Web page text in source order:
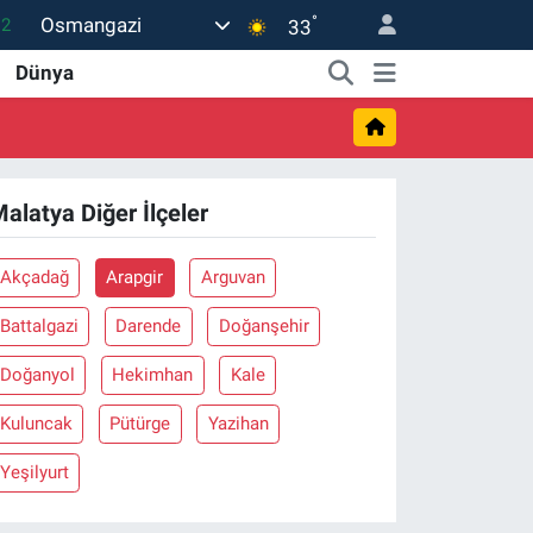
Osmangazi 33°
Dünya
Diğer İlçeler
Akçadağ Arapgir Arguvan
Battalgazi Darende Doğanşehir
Doğanyol Hekimhan Kale
Kuluncak Pütürge Yazihan
Yeşilyurt